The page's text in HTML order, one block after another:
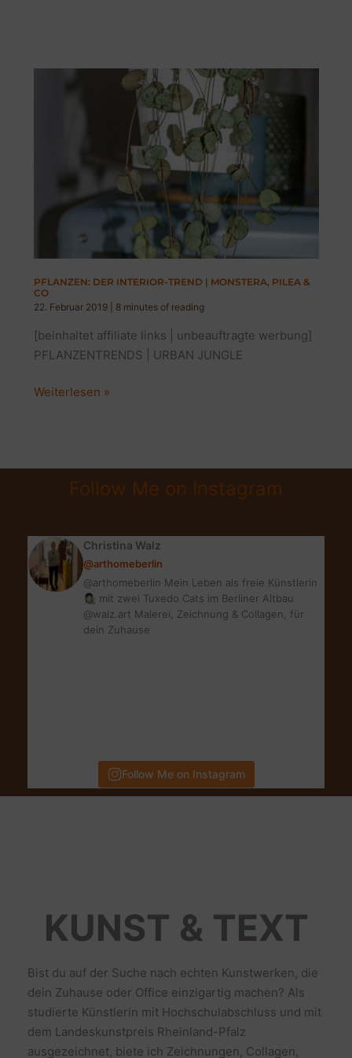
PFLANZEN: DER INTERIOR-TREND | MONSTERA, PILEA &
CO
22. Februar 2019
8 minutes of reading
[beinhaltet affiliate links | unbeauftragte werbung]
PFLANZENTRENDS | URBAN JUNGLE
PFLANZEN:
|
MONSTERA,
CO
Weiterlesen »
Follow Me on Instagram
Christina Walz
@arthomeberlin
@arthomeberlin Mein Leben als freie Künstlerin
👩🏻‍🎨 mit zwei Tuxedo Cats im Berliner Altbau
@walz.art Malerei, Zeichnung & Collagen, für
dein Zuhause
Follow Me on Instagram
KUNST & TEXT
Bist du auf der Suche nach echten Kunstwerken, die
dein Zuhause oder Office einzigartig machen? Als
studierte Künstlerin mit Hochschulabschluss und mit
dem Landeskunstpreis Rheinland-Pfalz
ausgezeichnet, biete ich Zeichnungen, Collagen,